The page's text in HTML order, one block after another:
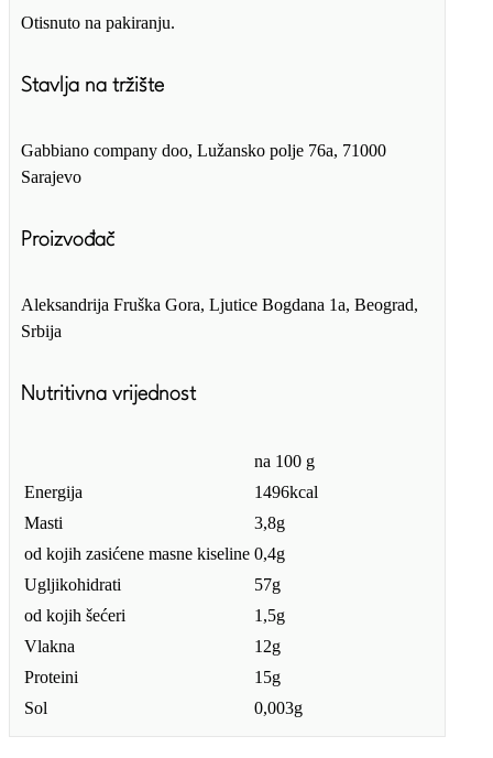
Otisnuto na pakiranju.
Stavlja na tržište
Gabbiano company doo, Lužansko polje 76a, 71000
Sarajevo
Proizvođač
Aleksandrija Fruška Gora, Ljutice Bogdana 1a, Beograd,
Srbija
Nutritivna vrijednost
na 100 g
Energija
1496kcal
Masti
3,8g
od kojih zasićene masne kiseline 0,4g
Ugljikohidrati
57g
od kojih šećeri
1,5g
Vlakna
12g
Proteini
15g
Sol
0,003g